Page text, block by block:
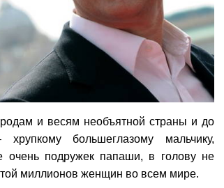
и весям необъятной страны и до
большеглазому мальчику,
очень подружек папаши, в голову не
миллионов женщин во всем мире.